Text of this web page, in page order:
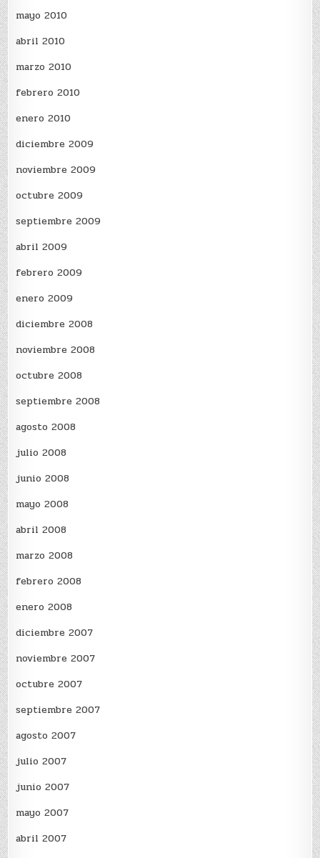
mayo 2010
abril 2010
marzo 2010
febrero 2010
enero 2010
diciembre 2009
noviembre 2009
octubre 2009
septiembre 2009
abril 2009
febrero 2009
enero 2009
diciembre 2008
noviembre 2008
octubre 2008
septiembre 2008
agosto 2008
julio 2008
junio 2008
mayo 2008
abril 2008
marzo 2008
febrero 2008
enero 2008
diciembre 2007
noviembre 2007
octubre 2007
septiembre 2007
agosto 2007
julio 2007
junio 2007
mayo 2007
abril 2007